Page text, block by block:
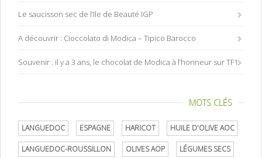
Le saucisson sec de l’Ile de Beauté IGP
A découvrir : Cioccolato di Modica – Tipico Barocco
Souvenir : il y a 3 ans, le chocolat de Modica à l’honneur sur TF1
MOTS CLÉS
LANGUEDOC ESPAGNE HARICOT HUILE D'OLIVE AOC
LANGUEDOC-ROUSSILLON OLIVES AOP LÉGUMES SECS